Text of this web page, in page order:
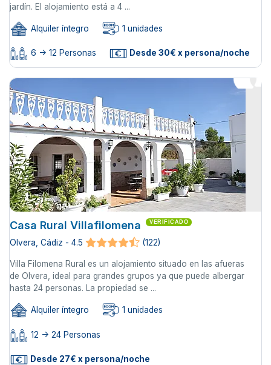
jardín. El alojamiento está a 4 ...
Alquiler íntegro 1 unidades
6 -> 12 Personas Desde 30€ x persona/noche
Casa Rural Villafilomena VERIFICADO
Olvera, Cádiz - 4.5 (122)
Villa Filomena Rural es un alojamiento situado en las afueras
de Olvera, ideal para grandes grupos ya que puede albergar
hasta 24 personas. La propiedad se ...
Alquiler íntegro 1 unidades
12 -> 24 Personas
Desde 27€ x persona/noche